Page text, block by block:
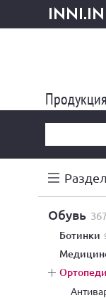
inni.info
и услуги
Продукция
обувь
ботинки